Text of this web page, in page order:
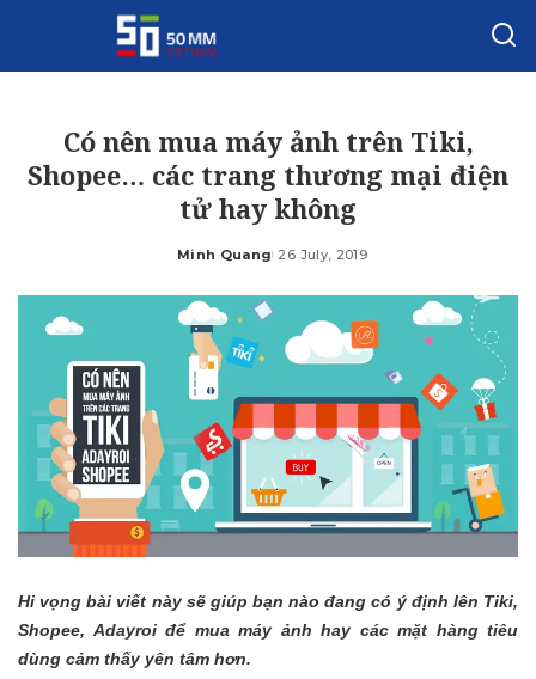
Có nên mua máy ảnh trên Tiki,
Shopee… các trang thương mại điện
tử hay không
Posted
Minh Quang 26 July, 2019
Hi vọng bài viết này sẽ giúp bạn nào đang có ý định lên Tiki,
Shopee, Adayroi để mua máy ảnh hay các mặt hàng tiêu
dùng cảm thấy yên tâm hơn.